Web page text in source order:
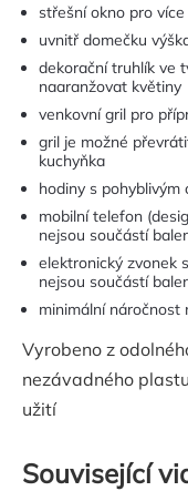
střešní okno pro
uvnitř domečku
dekorační truhlík ve
naaranžovat květiny
venkovní gril pro
gril je možné
kuchyňka
hodiny s pohyblivým
mobilní telefon
nejsou součástí
elektronický zvonek
nejsou součástí
minimální náročnost
Vyrobeno z
nezávadného
užití
Související